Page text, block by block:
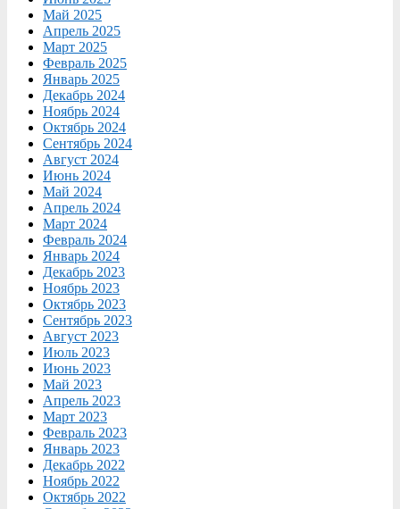
Май 2025
Апрель 2025
Март 2025
Февраль 2025
Январь 2025
Декабрь 2024
Ноябрь 2024
Октябрь 2024
Сентябрь 2024
Август 2024
Июнь 2024
Май 2024
Апрель 2024
Март 2024
Февраль 2024
Январь 2024
Декабрь 2023
Ноябрь 2023
Октябрь 2023
Сентябрь 2023
Август 2023
Июль 2023
Июнь 2023
Май 2023
Апрель 2023
Март 2023
Февраль 2023
Январь 2023
Декабрь 2022
Ноябрь 2022
Октябрь 2022